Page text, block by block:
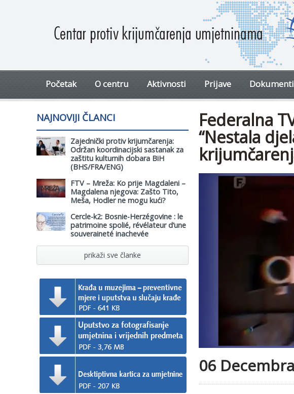
Početak O centru Aktivnosti Prijave Dokumenti
Federalna
“Nestala
06 Decembra
NAJNOVIJI ČLANCI
Zajednički protiv krijumčarenja:
Održan koordinacijski sastanak za
zaštitu kulturnih dobara BiH
(BHS/FRA/ENG)
FTV – Mreža: Ko prije Magdaleni –
Magdalena njegova: Zašto Tito,
Meša, Hodler ne mogu kući?
Cercle-k2: Bosnie-Herzégovine : le
patrimoine spolié, révélateur d’une
souveraineté inachevée
prikaži sve članke